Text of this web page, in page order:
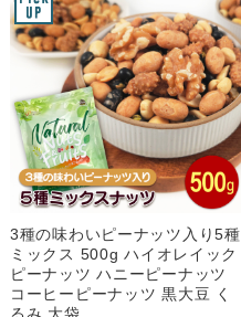
3種の味わいピーナッツ入り5種
ミックス 500g ハイオレイック
ピーナッツ ハニーピーナッツ
コーヒーピーナッツ 黒大豆 く